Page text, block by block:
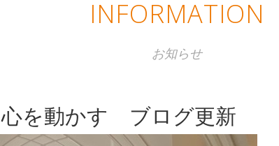
INFORMATION
お知らせ
を動かす ブログ更新